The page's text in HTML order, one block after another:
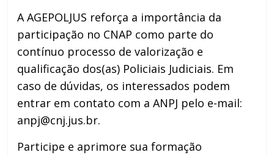
A AGEPOLJUS reforça a importância da
participação no CNAP como parte do
contínuo processo de valorização e
qualificação dos(as) Policiais Judiciais. Em
caso de dúvidas, os interessados podem
entrar em contato com a ANPJ pelo e-mail:
anpj@cnj.jus.br.
Participe e aprimore sua formação